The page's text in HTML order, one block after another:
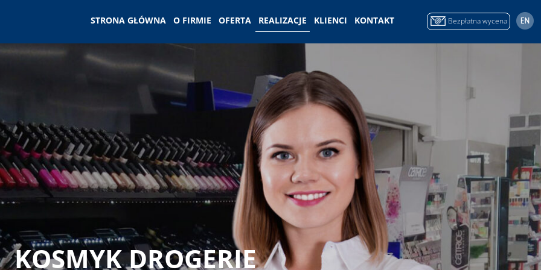
STRONA GŁÓWNA O FIRMIE OFERTA REALIZACJE KLIENCI KONTAKT Bezpłatna wycena
KOSMYK DROGERIE